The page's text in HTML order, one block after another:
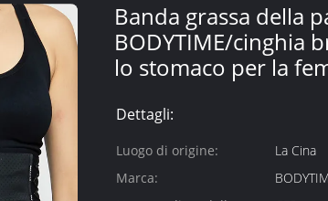
Banda grassa della
BODYTIME/cinghia
lo stomaco per la
Dettagli:
Luogo di origine:
La Cina
Marca: